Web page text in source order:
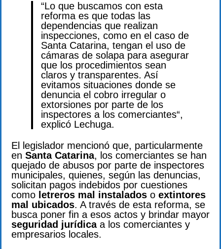
“Lo que buscamos con esta
reforma es que todas las
dependencias que realizan
inspecciones, como en el caso de
Santa Catarina, tengan el uso de
cámaras de solapa para asegurar
que los procedimientos sean
claros y transparentes. Así
evitamos situaciones donde se
denuncia el cobro irregular o
extorsiones por parte de los
inspectores a los comerciantes“,
explicó Lechuga.
El legislador mencionó que, particularmente
en Santa Catarina, los comerciantes se han
quejado de abusos por parte de inspectores
municipales, quienes, según las denuncias,
solicitan pagos indebidos por cuestiones
como letreros mal instalados o extintores
mal ubicados. A través de esta reforma, se
busca poner fin a esos actos y brindar mayor
seguridad jurídicaa los comerciantes y
empresarios locales.